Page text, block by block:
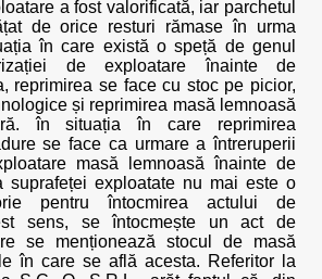
a fost valorificată, iar parchetul
de orice resturi rămase în urma
în care există o speță de genul
de exploatare înainte de
reprimirea se face cu stoc pe picior,
și reprimirea masă lemnoasă
în situația în care reprimirea
se face ca urmare a întreruperii
masă lemnoasă înainte de
suprafeței exploatate nu mai este o
pentru întocmirea actului de
sens, se întocmește un act de
se menționează stocul de masă
în care se află acesta. Referitor la